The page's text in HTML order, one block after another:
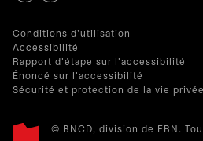
Conditions d'utilisation
Accessibilité
Rapport d'étape sur l'accessibilité
Énoncé sur l'accessibilité
Sécurité et protection de la vie privée
© BNCD, division de FBN.